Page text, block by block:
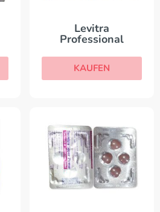
Levitra
Professional
KAUFEN